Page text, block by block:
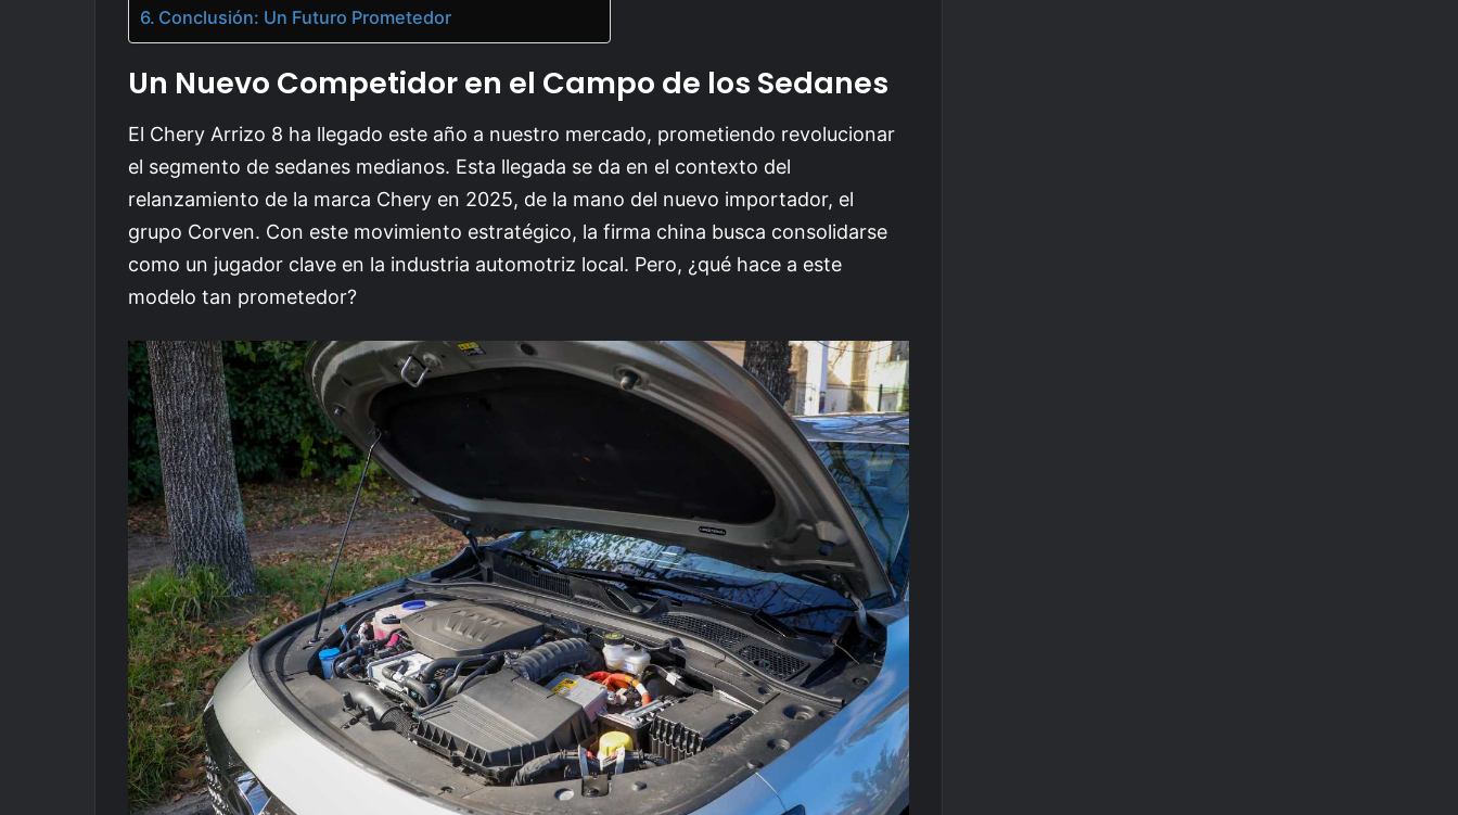
Conclusión: Un Futuro Prometedor
Un Nuevo Competidor en el Campo de los Sedanes
El Chery Arrizo 8 ha llegado este año a nuestro mercado, prometiendo revolucionar
el segmento de sedanes medianos. Esta llegada se da en el contexto del
relanzamiento de la marca Chery en 2025, de la mano del nuevo importador, el
grupo Corven. Con este movimiento estratégico, la firma china busca consolidarse
como un jugador clave en la industria automotriz local. Pero, ¿qué hace a este
modelo tan prometedor?